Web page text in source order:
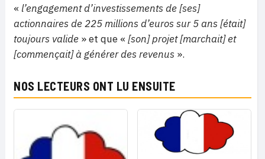
« l’engagement d’investissements de [ses]
actionnaires de 225 millions d’euros sur 5 ans [était]
toujours valide » et que « [son] projet [marchait] et
[commençait] à générer des revenus ».
NOS LECTEURS ONT LU ENSUITE